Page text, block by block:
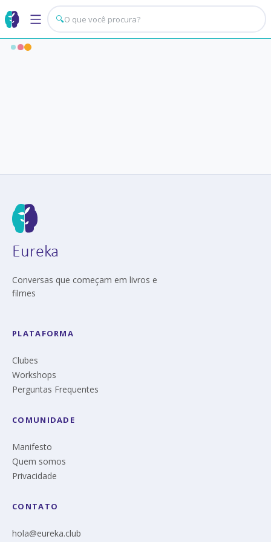
🔍
Eureka
Conversas que começam em livros e
filmes
PLATAFORMA
Clubes
Workshops
Perguntas Frequentes
COMUNIDADE
Manifesto
Quem somos
Privacidade
CONTATO
hola@eureka.club